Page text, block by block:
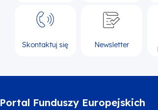
Skontaktuj się Newsletter
Portal Funduszy Europejskich